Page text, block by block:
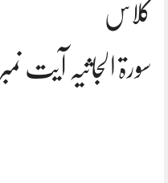
کلاس
سورۃ الجاثیہ آیت نمبر 16 تا 19